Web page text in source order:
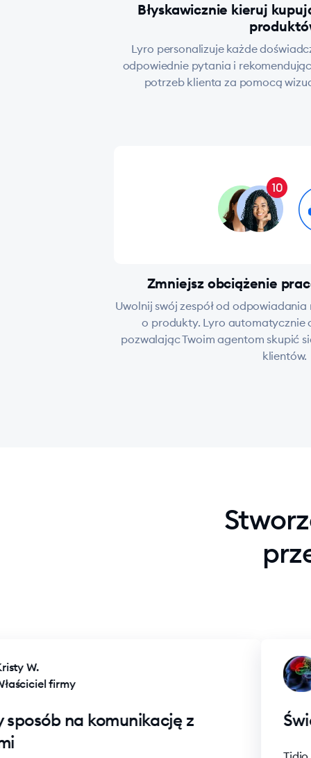
Błyskawicznie kieruj
Lyro personalizuje każde
odpowiednie pytania i
potrzeb klienta za pomocą
Zmniejsz obciążenie
Uwolnij swój zespół od
o produkty. Lyro automatycznie
pozwalając Twoim agentom skupić
klientów.
W.
firmy
na komunikację z